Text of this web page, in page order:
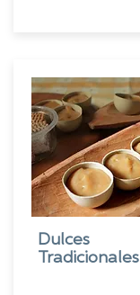
Dulces
Tradicionales